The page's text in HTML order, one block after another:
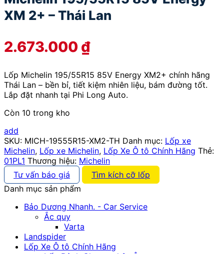
XM 2+ – Thái Lan
2.673.000 ₫
Lốp Michelin 195/55R15 85V Energy XM2+ chính hãng
Thái Lan – bền bỉ, tiết kiệm nhiên liệu, bám đường tốt.
Lắp đặt nhanh tại Phi Long Auto.
Còn 10 trong kho
add
SKU: MICH-19555R15-XM2-TH Danh mục: Lốp xe
Michelin, Lốp xe Michelin, Lốp Xe Ô tô Chính Hãng Thẻ:
01PL1 Thương hiệu: Michelin
Tư vấn báo giá
Tìm kích cỡ lốp
Danh mục sản phẩm
Bảo Dương Nhanh. - Car Service
Ắc quy
Varta
Landspider
Lốp Xe Ô tô Chính Hãng